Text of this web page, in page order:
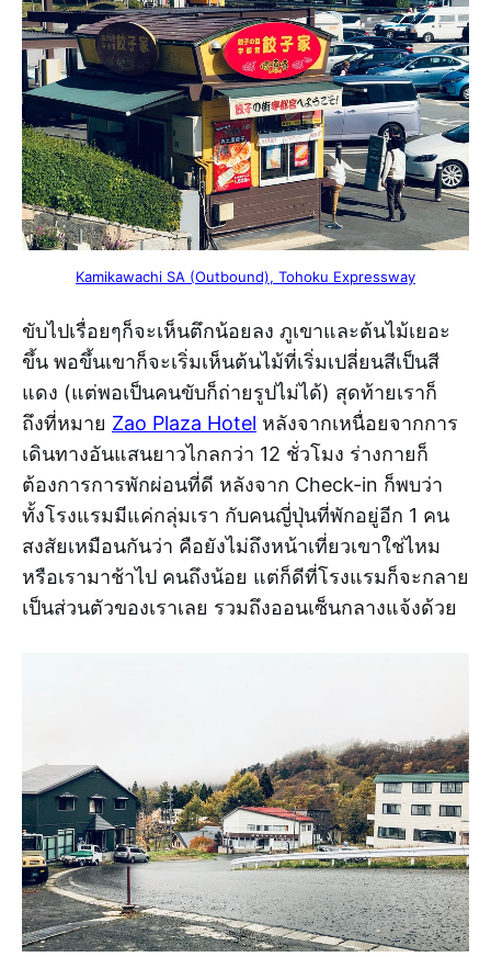
Kamikawachi SA (Outbound), Tohoku Expressway
ขับไปเรื่อยๆก็จะเห็นตึกน้อยลง ภูเขาและต้นไม้เยอะ
ขึ้น พอขึ้นเขาก็จะเริ่มเห็นต้นไม้ที่เริ่มเปลี่ยนสีเป็นสี
แดง (แต่พอเป็นคนขับก็ถ่ายรูปไม่ได้) สุดท้ายเราก็
ถึงที่หมาย Zao Plaza Hotel หลังจากเหนื่อยจากการ
เดินทางอันแสนยาวไกลกว่า 12 ชั่วโมง ร่างกายก็
ต้องการการพักผ่อนที่ดี หลังจาก Check-in ก็พบว่า
ทั้งโรงแรมมีแค่กลุ่มเรา กับคนญี่ปุ่นที่พักอยู่อีก 1 คน
สงสัยเหมือนกันว่า คือยังไม่ถึงหน้าเที่ยวเขาใช่ไหม
หรือเรามาช้าไป คนถึงน้อย แต่ก็ดีที่โรงแรมก็จะกลาย
เป็นส่วนตัวของเราเลย รวมถึงออนเซ็นกลางแจ้งด้วย